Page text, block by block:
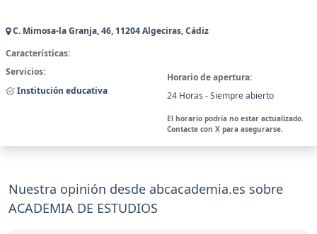
C. Mimosa-la Granja, 46, 11204 Algeciras, Cádiz
Características:
Servicios:
Institución educativa
Horario de apertura:
24 Horas - Siempre abierto
El horario podría no estar actualizado.
Contacte con X para asegurarse.
Nuestra opinión desde abcacademia.es sobre
ACADEMIA DE ESTUDIOS